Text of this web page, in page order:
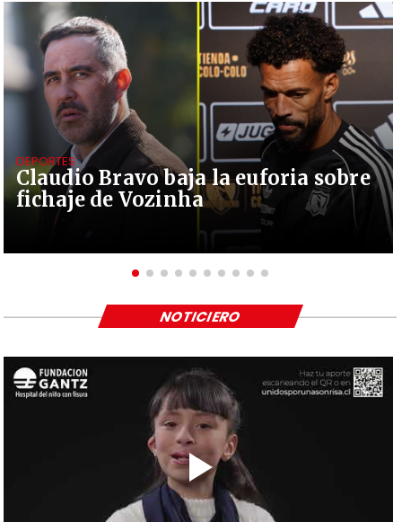
Claudio Bravo baja la euforia sobre
fichaje de Vozinha
DEPORTES
NOTICIERO